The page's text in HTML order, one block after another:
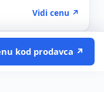
13.599 din.
price is: 11.559 din.
Vidi cenu ↗
kod prodavca ↗